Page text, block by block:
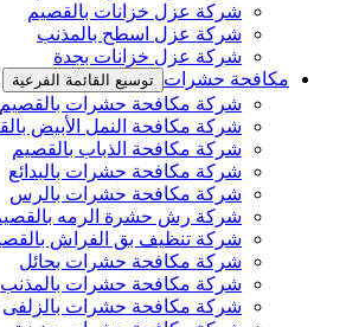
شركة عزل خزانات بالقصيم
شركة عزل اسطح بالمذنب
شركة عزل خزانات بجدة
مكافحة حشرات توسيع القائمة الفرعية
شركة مكافحة حشرات بالقصيم
شركة مكافحة النمل الأبيض
شركة مكافحة الذباب بالقصيم
شركة مكافحة حشرات بالبدائع
شركة مكافحة حشرات بالرس
شركة رش حشرة الرمه
شركة تنظيف بق الفراش
شركة مكافحة حشرات بحائل
شركة مكافحة حشرات بالمذنب
شركة مكافحة حشرات بالزلفى